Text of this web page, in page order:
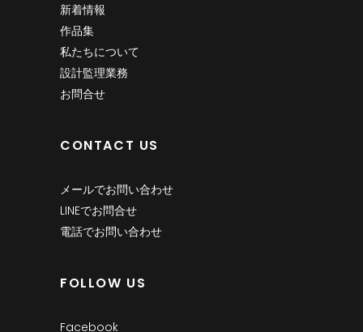
新着情報
作品集
私たちについて
設計監理業務
お問合せ
CONTACT US
メールでお問い合わせ
LINEでお問合せ
電話でお問い合わせ
FOLLOW US
Facebook